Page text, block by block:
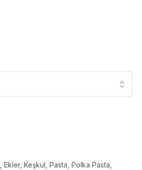
Ekler Keşkül Pasta Polka Pasta